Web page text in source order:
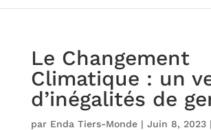
Le Changement
Climatique : un
d’inégalités de
par Enda Tiers-Monde| Juin 8, 2023|